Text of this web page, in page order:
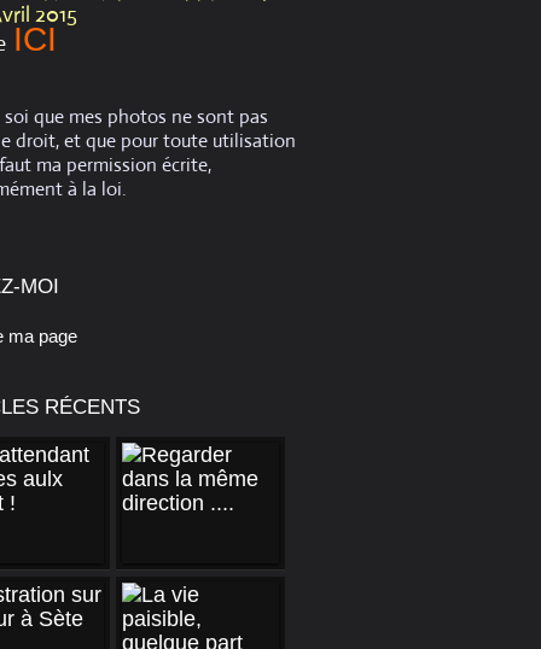
2015
ICI
soi que mes photos ne sont pas
droit, et que pour toute utilisation
ma permission écrite,
à la loi.
MOI
ma page
RÉCENTS